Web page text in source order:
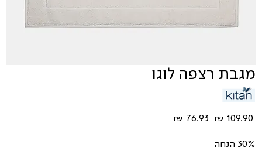
מגבת רצפה לוגו
‏109.90 ‏₪
מחיר
30% הנחה